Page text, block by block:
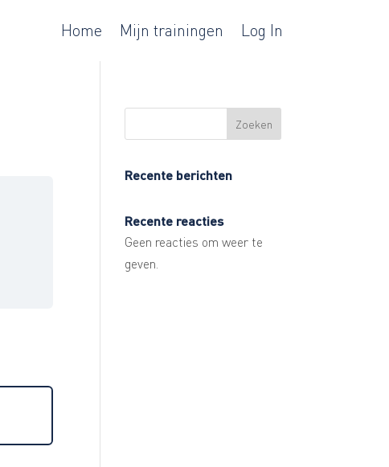
Home Mijn trainingen Log In
Zoeken
Recente berichten
Recente reacties
Geen reacties om weer te
geven.